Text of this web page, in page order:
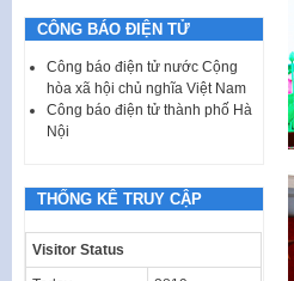
CÔNG BÁO ĐIỆN TỬ
Công báo điện tử nước Cộng
hòa xã hội chủ nghĩa Việt Nam
Công báo điện tử thành phố Hà
Nội
THỐNG KÊ TRUY CẬP
Visitor Status